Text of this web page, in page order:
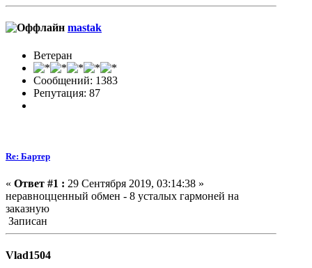
mastak
Ветеран
Сообщений: 1383
Репутация: 87
Re: Бартер
« Ответ #1 : 29 Сентября 2019, 03:14:38 »
неравноцценный обмен - 8 усталых гармоней на
заказную
Записан
Vlad1504